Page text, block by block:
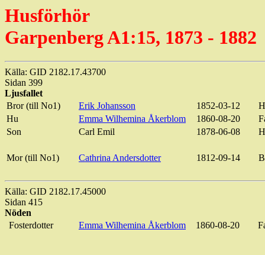
Husförhör
Garpenberg A1:15, 1873 - 1882
Källa: GID 2182.17.43700
Sidan 399
Ljusfallet
Bror (till No1)
Erik Johansson 1852-03-12
Hu
Emma Wilhemina Åkerblom 1860-08-20
Son
Carl Emil 1878-06-08
Mor (till No1) Cathrina Andersdotter 1812-09-14
Källa: GID 2182.17.45000
Sidan 415
Nöden
Fosterdotter
Emma Wilhemina Åkerblom 1860-08-20